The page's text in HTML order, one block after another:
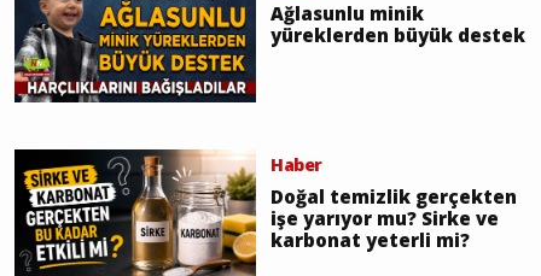
Ağlasunlu minik
yüreklerden büyük destek
Haber
Doğal temizlik gerçekten
işe yarıyor mu? Sirke ve
karbonat yeterli mi?